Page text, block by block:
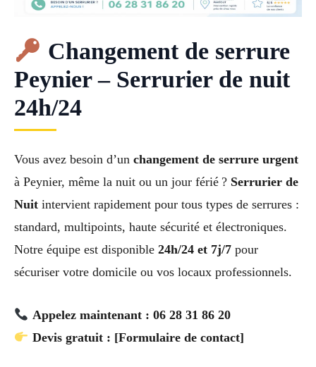
Changement de serrure
Peynier – Serrurier de nuit
24h/24
Vous avez besoin d’un changement de serrure urgent
à Peynier, même la nuit ou un jour férié ? Serrurier de
Nuit intervient rapidement pour tous types de serrures :
standard, multipoints, haute sécurité et électroniques.
Notre équipe est disponible 24h/24 et 7j/7 pour
sécuriser votre domicile ou vos locaux professionnels.
Appelez maintenant : 06 28 31 86 20
Devis gratuit : [Formulaire de contact]